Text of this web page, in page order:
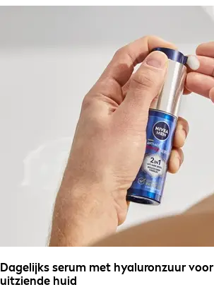
Dagelijks serum met hyaluronzuur
uitziende huid